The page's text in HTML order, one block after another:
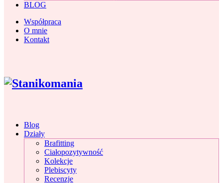
BLOG
Współpraca
O mnie
Kontakt
Blog
Działy
Brafitting
Ciałopozytywność
Kolekcje
Plebiscyty
Recenzje